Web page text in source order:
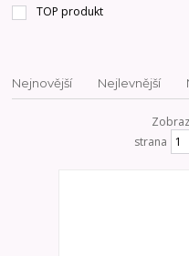
TOP produkt
Nejnovější Nejlevnější
strana